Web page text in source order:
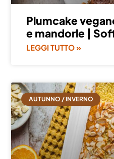
Plumcake
e mandorle |
LEGGI TUTTO »
AUTUNNO / INVERNO